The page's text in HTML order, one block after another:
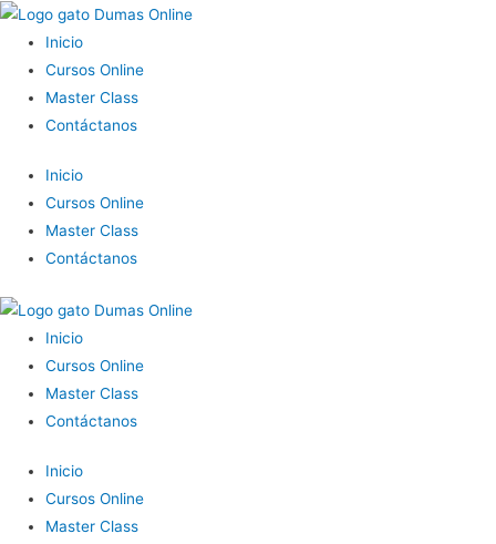
Inicio
Cursos Online
Master Class
Contáctanos
Inicio
Cursos Online
Master Class
Contáctanos
Inicio
Cursos Online
Master Class
Contáctanos
Inicio
Cursos Online
Master Class